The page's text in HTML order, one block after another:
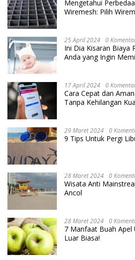
Mengetahui
Wiremesh: Pilih
25 April 2024 0
Ini Dia Kisaran Biaya
Anda yang Ingin
17 April 2024 0
Cara Cepat dan
Tanpa Kehilangan
29 Maret 2024 0
9 Tips Untuk Pergi
28 Maret 2024 0
Wisata Anti
Ancol
28 Maret 2024 0
7 Manfaat Buah Apel
Luar Biasa!